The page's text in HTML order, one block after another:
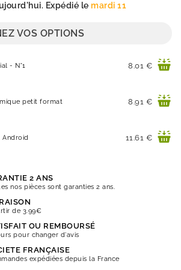
Expédié le mardi 11
VOS OPTIONS
- N°1 Prix
8.01 €
petit format Prix
8.91 €
Android Prix
11.61 €
2 ANS
nos pièces sont garanties 2 ans.
de 3.99€
OU REMBOURSÉ
pour changer d'avis
FRANÇAISE
expédiées depuis la France